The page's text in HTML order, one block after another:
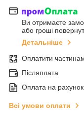
Ви отримаєте
або гроші
Детальніше
Оплатити
Післяплата
Оплата на рахунок
Всі умови оплати